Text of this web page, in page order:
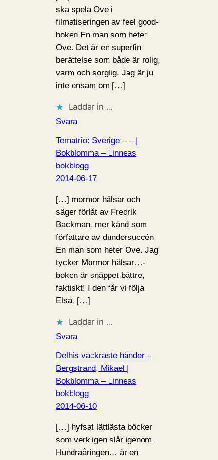
ska spela Ove i
filmatiseringen av feel good-
boken En man som heter
Ove. Det är en superfin
berättelse som både är rolig,
varm och sorglig. Jag är ju
inte ensam om […]
Laddar in …
Svara
Tematrio: Sverige – – |
Bokblomma – Linneas
bokblogg
2014-06-17
[…] mormor hälsar och
säger förlåt av Fredrik
Backman, mer känd som
författare av dundersuccén
En man som heter Ove. Jag
tycker Mormor hälsar…-
boken är snäppet bättre,
faktiskt! I den får vi följa
Elsa, […]
Laddar in …
Svara
Delhis vackraste händer –
Bergstrand, Mikael |
Bokblomma – Linneas
bokblogg
2014-06-10
[…] hyfsat lättlästa böcker
som verkligen slår igenom.
Hundraåringen… är en